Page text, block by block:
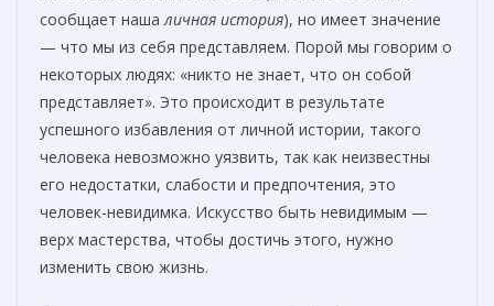
сообщает нашаличная история), но имеет значение
— что мы из себя представляем. Порой мы говорим о
некоторых людях: «никто не знает, что он собой
представляет». Это происходит в результате
успешного избавления от личной истории, такого
человека невозможно уязвить, так как неизвестны
его недостатки, слабости и предпочтения, это
человек-невидимка. Искусство быть невидимым —
верх мастерства, чтобы достичь этого, нужно
изменить свою жизнь.